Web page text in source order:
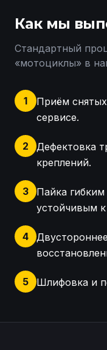
Как мы
Стандартный
«мотоциклы» в
1
Приём
сервисе.
2
Дефектовка
креплений.
3
Пайка
устойчивым
4
5
Шлифовка и